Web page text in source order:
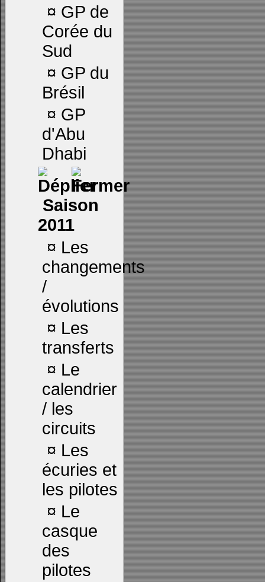
¤ GP de
Corée du
Sud
¤ GP du
Brésil
¤ GP
d'Abu
Dhabi
Saison
2011
¤ Les
changements
/
évolutions
¤ Les
transferts
¤ Le
calendrier
/ les
circuits
¤ Les
écuries et
les pilotes
¤ Le
casque
des
pilotes